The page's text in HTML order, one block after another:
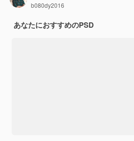
b080dy2016
あなたにおすすめのPSD